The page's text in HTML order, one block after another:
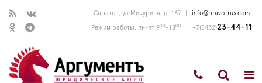
Саратов, ул Мичурина, д. 169 info@pravo-rus.com
Режим работы: пн-пт 900-1800 +7(8452)23-44-11